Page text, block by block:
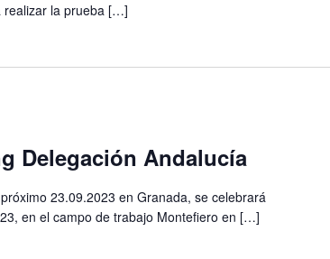
realizar la prueba […]
Delegación Andalucía
23.09.2023 en Granada, se celebrará
en el campo de trabajo Montefiero en […]